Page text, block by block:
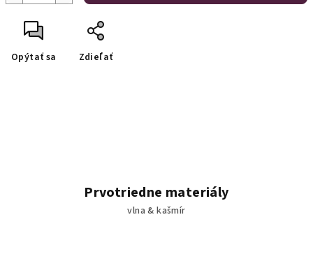
Opýtať sa Zdieľať
Prvotriedne materiály
vlna & kašmír